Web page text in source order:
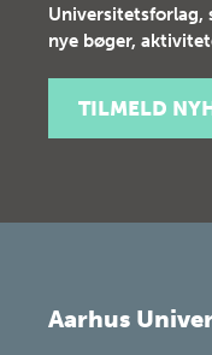
Universitetsforlag,
nye bøger,
TILMELD
Aarhus